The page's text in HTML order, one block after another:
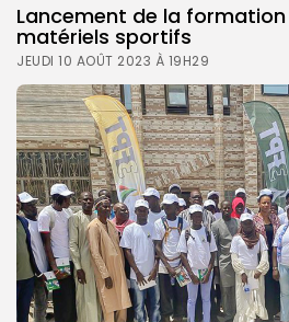
Lancement de la
matériels sportifs
JEUDI 10 AOÛT 2023 À 19H29